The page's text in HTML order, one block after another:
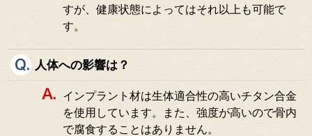
すが、健康状態によってはそれ以上も可能で
す。
人体への影響は？
インプラント材は生体適合性の高いチタン合金
を使用しています。また、強度が高いので骨内
で腐食することはありません。